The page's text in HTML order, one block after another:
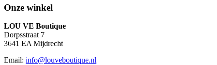
Onze winkel
LOU VE Boutique
Dorpsstraat 7
3641 EA Mijdrecht
Email: info@louveboutique.nl